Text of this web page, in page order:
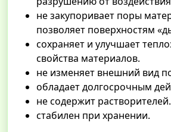
не закупоривает поры
позволяет поверхностям
сохраняет и улучшает
свойства материалов.
не изменяет внешний вид
обладает долгосрочным
не содержит растворителей.
стабилен при хранении.